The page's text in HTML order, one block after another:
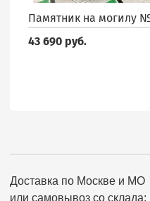
Памятник на могилу №
43 690 руб.
Доставка по Москве и МО
или самовывоз со склада: